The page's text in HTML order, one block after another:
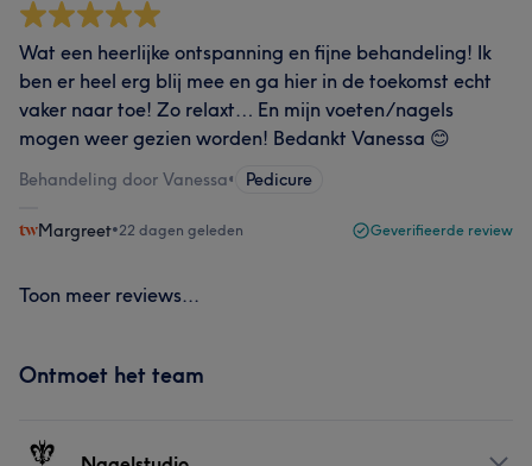
Wat een heerlijke ontspanning en fijne behandeling! Ik
ben er heel erg blij mee en ga hier in de toekomst echt
vaker naar toe! Zo relaxt… En mijn voeten/nagels
mogen weer gezien worden! Bedankt Vanessa 😊
Behandeling door Vanessa• Pedicure
Margreet•22 dagen geleden Geverifieerde review
Toon meer reviews...
Ontmoet het team